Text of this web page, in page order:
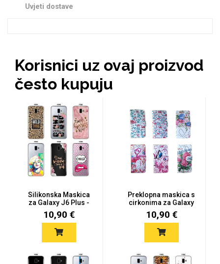
Uvjeti dostave
Korisnici uz ovaj proizvod
često kupuju
Silikonska Maskica
za Galaxy J6 Plus -
Šareni...
10,90 €
Preklopna maskica s
cirkonima za Galaxy
J6 Plu...
10,90 €
Zodiac Halloween
Doodles Apstraktni motivi
Monogrami Dječji motivi